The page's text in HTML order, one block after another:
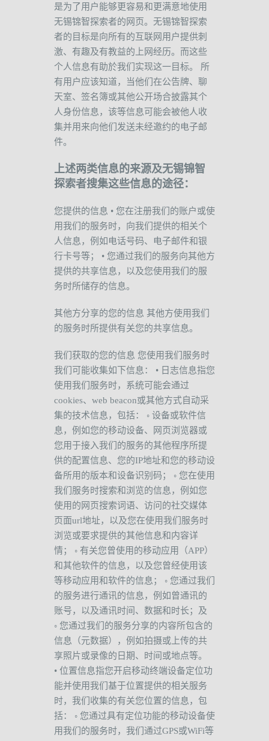
是为了用户能够更容易和更满意地使用
无锡锦智探索者的网页。无锡锦智探索
者的目标是向所有的互联网用户提供刺
激、有趣及有教益的上网经历。而这些
个人信息有助於我们实现这一目标。
所
有用户应该知道，当他们在公告牌、聊
天室、签名簿或其他公开场合披露其个
人身份信息，该等信息可能会被他人收
集并用来向他们发送未经邀约的电子邮
件。
上述两类信息的来源及无锡锦智
探索者搜集这些信息的途径：
您提供的信息 • 您在注册我们的账户或使
用我们的服务时，向我们提供的相关个
人信息，例如电话号码、电子邮件和银
行卡号等；
• 您通过我们的服务向其他方
提供的共享信息，以及您使用我们的服
务时所储存的信息。
其他方分享的您的信息 其他方使用我们
的服务时所提供有关您的共享信息。
我们获取的您的信息 您使用我们服务时
我们可能收集如下信息：
• 日志信息指您
使用我们服务时，系统可能会通过
cookies、 web beacon或其他方式自动采
集的技术信息，包括：
◦ 设备或软件信
息，例如您的移动设备、网页浏览器或
您用于接入我们的服务的其他程序所提
供的配置信息、您的IP地址和您的移动设
备所用的版本和设备识别码；
◦ 您在使用
我们服务时搜索和浏览的信息，例如您
使用的网页搜索词语、访问的社交媒体
页面url地址，以及您在使用我们服务时
浏览或要求提供的其他信息和内容详
情；
◦ 有关您曾使用的移动应用（APP）
和其他软件的信息，以及您曾经使用该
等移动应用和软件的信息；
◦ 您通过我们
的服务进行通讯的信息，例如曾通讯的
账号，以及通讯时间、数据和时长；及
◦ 您通过我们的服务分享的内容所包含的
信息（元数据），例如拍摄或上传的共
享照片或录像的日期、时间或地点等。
• 位置信息指您开启移动终端设备定位功
能并使用我们基于位置提供的相关服务
时，我们收集的有关您位置的信息，包
括：
◦ 您通过具有定位功能的移动设备使
用我们的服务时，我们通过GPS或WiFi等